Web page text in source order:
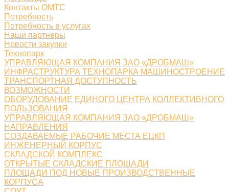
Контакты ОМТС
Потребность
Потребность в услугах
Наши партнеры
Новости закупки
Технопарк
УПРАВЛЯЮЩАЯ КОМПАНИЯ ЗАО «ДРОБМАШ»
ИНФРАСТРУКТУРА ТЕХНОПАРКА МАШИНОСТРОЕНИЕ
ТРАНСПОРТНАЯ ДОСТУПНОСТЬ
ВОЗМОЖНОСТИ
ОБОРУДОВАНИЕ ЕДИНОГО ЦЕНТРА КОЛЛЕКТИВНОГО
ПОЛЬЗОВАНИЯ
УПРАВЛЯЮЩАЯ КОМПАНИЯ ЗАО «ДРОБМАШ»
НАПРАВЛЕНИЯ
СОЗДАВАЕМЫЕ РАБОЧИЕ МЕСТА ЕЦКП
ИНЖЕНЕРНЫЙ КОРПУС
СКЛАДСКОЙ КОМПЛЕКС
ОТКРЫТЫЕ СКЛАДСКИЕ ПЛОЩАДИ
ПЛОЩАДИ ПОД НОВЫЕ ПРОИЗВОДСТВЕННЫЕ
КОРПУСА